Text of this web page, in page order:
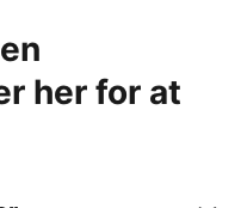
her for at